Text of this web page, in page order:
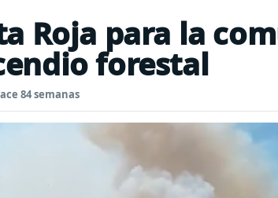
Roja para la
forestal
84 semanas